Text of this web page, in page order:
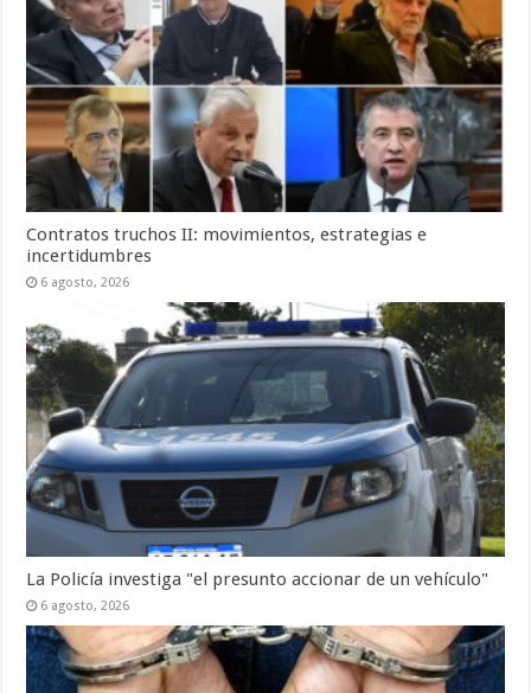
Contratos truchos II: movimientos, estrategias e
incertidumbres
6 agosto, 2026
La Policía investiga "el presunto accionar de un vehículo"
6 agosto, 2026